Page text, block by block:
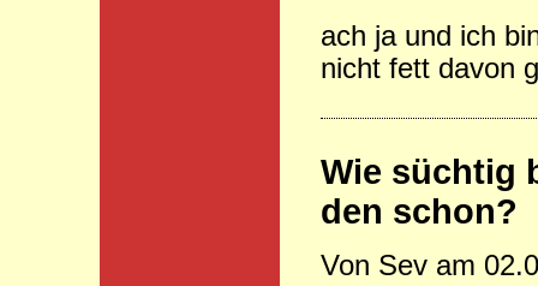
ach ja und ich
nicht fett davon
Wie süchtig
den schon?
Von Sev am